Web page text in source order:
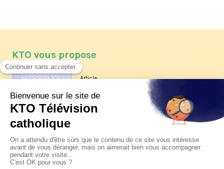
KTO vous propose
Article
Les reportages d'été 2026 de KTO
La visite pastorale du pape Léon
XIV à Assise à suivre sur KTO le
jeudi 6 août